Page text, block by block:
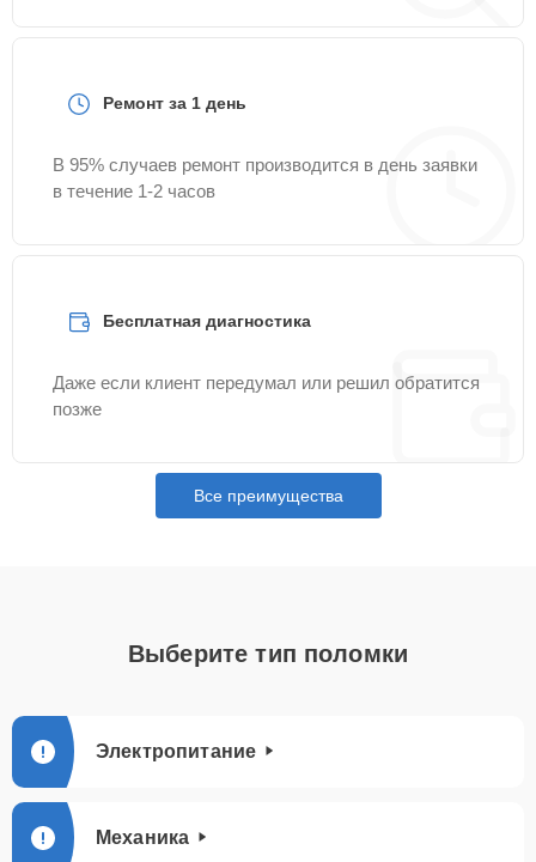
Ремонт за 1 день
В 95% случаев ремонт производится в день заявки
в течение 1-2 часов
Бесплатная диагностика
Даже если клиент передумал или решил обратится
позже
Все преимущества
Выберите тип поломки
Электропитание
Механика